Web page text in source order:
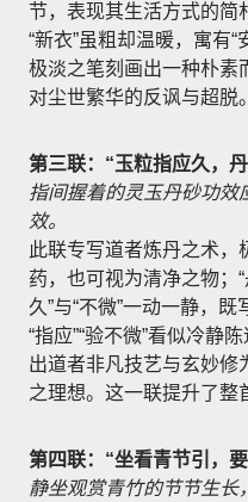
节，表现其生活方式的简
“新衣”虽粗却温暖，寓有
极淡之笔刻画出一种朴素
对尘世繁华的反讽与超脱。
第三联：“玉粒指应久，
指间握着的灵玉丹砂功效
效。
此联专写道者炼丹之术，
药，也可视为清净之物；
久”与“不微”一动一静，既
“指应”“验不微”看似冷静
出道者非凡技艺与玄妙修
之理想。这一联提升了整
第四联：“坐看青节引，
静坐观赏青竹的节节生长